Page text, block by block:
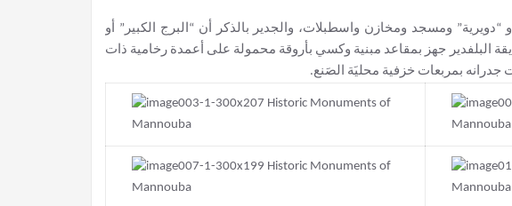
ومسجد ومخازن واسطبلات، والجدير بالذكر أن “البرج الكبير” أو
البلفدير جهز بمقاعد مبنية وكسي بأروقة محمولة على أعمدة رخامية ذات
جدرانه بمربعات خزفية محليَة الصَنع.